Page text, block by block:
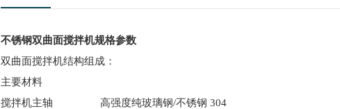
不锈钢双曲面搅拌机规格参数
双曲面搅拌机结构组成：
主要材料
搅拌机主轴
高强度纯玻璃钢/不锈钢 304